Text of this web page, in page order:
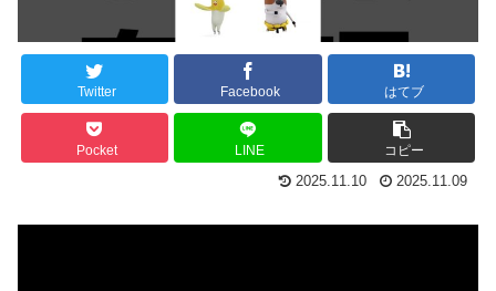
Twitter Facebook はてブ
Pocket LINE コピー
2025.11.10 2025.11.09